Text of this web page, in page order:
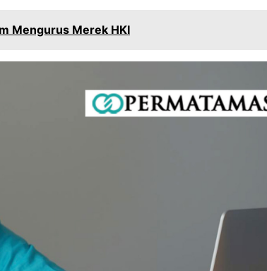
Mengurus Merek HKI